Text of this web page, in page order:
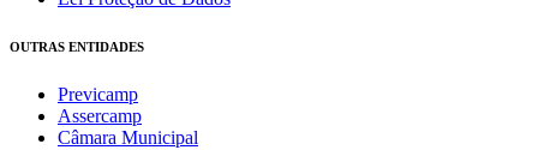
OUTRAS ENTIDADES
Previcamp
Assercamp
Câmara Municipal